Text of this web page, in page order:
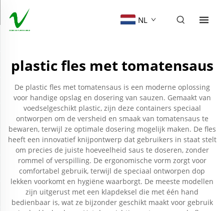
NL
plastic fles met tomatensaus
De plastic fles met tomatensaus is een moderne oplossing
voor handige opslag en dosering van sauzen. Gemaakt van
voedselgeschikt plastic, zijn deze containers speciaal
ontworpen om de versheid en smaak van tomatensaus te
bewaren, terwijl ze optimale dosering mogelijk maken. De fles
heeft een innovatief knijpontwerp dat gebruikers in staat stelt
om precies de juiste hoeveelheid saus te doseren, zonder
rommel of verspilling. De ergonomische vorm zorgt voor
comfortabel gebruik, terwijl de speciaal ontworpen dop
lekken voorkomt en hygiëne waarborgt. De meeste modellen
zijn uitgerust met een klapdeksel die met één hand
bedienbaar is, wat ze bijzonder geschikt maakt voor gebruik